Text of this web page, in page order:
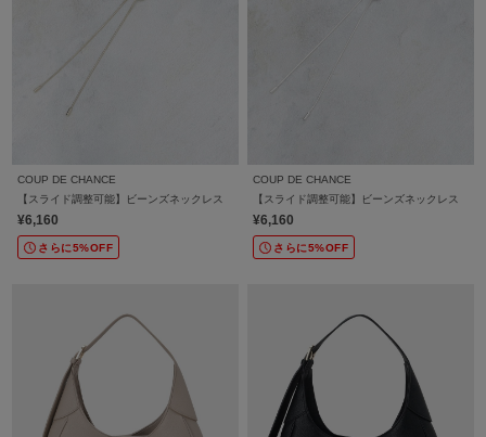
COUP DE CHANCE
【スライド調整可能】ビーンズネックレス
¥6,160
さらに5%OFF
COUP DE CHANCE
【スライド調整可能】ビーンズネックレス
¥6,160
さらに5%OFF